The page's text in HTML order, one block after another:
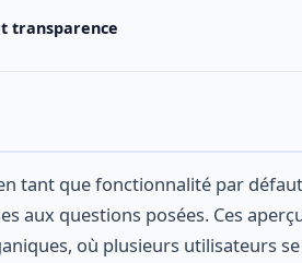
transparence
tant que fonctionnalité par
aux questions posées. Ces
où plusieurs utilisateurs